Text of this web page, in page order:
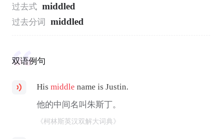
过去式 middled
过去分词 middled
双语例句
Hismiddle name is Justin.
他的中间名叫朱斯丁。
《柯林斯英汉双解大词典》